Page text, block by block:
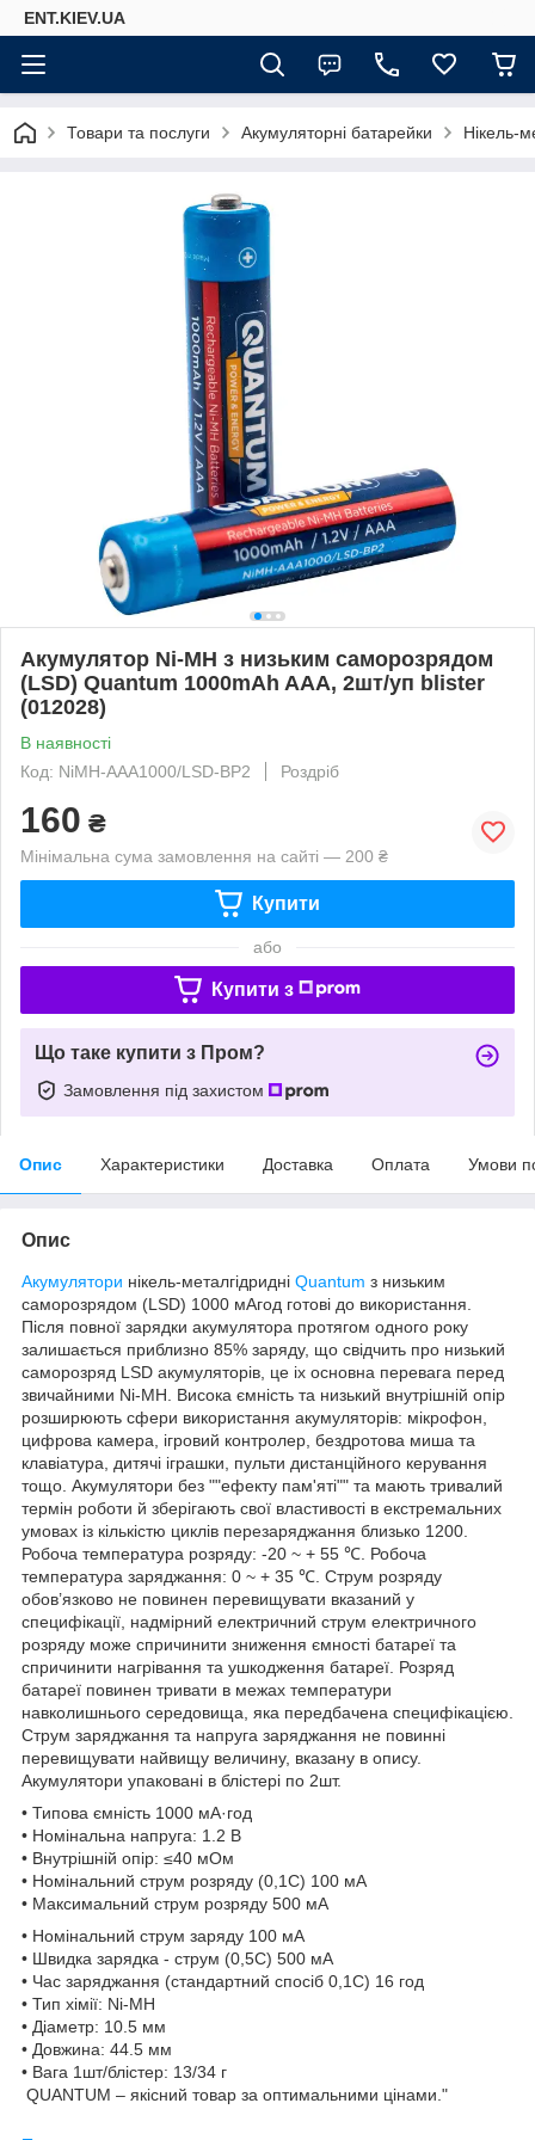
ENT.KIEV.UA
Товари та послуги Акумуляторні батарейки Нікель-
Акумулятор Ni-MH з низьким саморозрядом
(LSD) Quantum 1000mAh AAA, 2шт/уп blister
(012028)
В наявності
Код: NiMH-AAA1000/LSD-BP2
Роздріб
160 ₴
Мінімальна сума замовлення на сайті — 200 ₴
Купити
або
Купити з
Що таке купити з Пром?
Замовлення під захистом
Опис Характеристики Доставка Оплата Умови
Опис
Акумулятори нікель-металгідридні Quantum з низьким
саморозрядом (LSD) 1000 мАгод готові до використання.
Після повної зарядки акумулятора протягом одного року
залишається приблизно 85% заряду, що свідчить про низький
саморозряд LSD акумуляторів, це іх основна перевага перед
звичайними Ni-MH. Висока ємність та низький внутрішній опір
розширюють сфери використання акумуляторів: мікрофон,
цифрова камера, ігровий контролер, бездротова миша та
клавіатура, дитячі іграшки, пульти дистанційного керування
тощо. Акумулятори без ""ефекту пам'яті"" та мають тривалий
термін роботи й зберігають свої властивості в екстремальних
умовах із кількістю циклів перезаряджання близько 1200.
Робоча температура розряду: -20 ~ + 55 ℃. Робоча
температура заряджання: 0 ~ + 35 ℃. Струм розряду
обов’язково не повинен перевищувати вказаний у
специфікації, надмірний електричний струм електричного
розряду може спричинити зниження ємності батареї та
спричинити нагрівання та ушкодження батареї. Розряд
батареї повинен тривати в межах температури
навколишнього середовища, яка передбачена специфікацією.
Струм заряджання та напруга заряджання не повинні
перевищувати найвищу величину, вказану в опису.
Акумулятори упаковані в блістері по 2шт.
• Типова ємність 1000 мА·год
• Номінальна напруга: 1.2 В
• Внутрішній опір: ≤40 мОм
• Номінальний струм розряду (0,1С) 100 мА
• Максимальний струм розряду 500 мА
• Номінальний струм заряду 100 мА
• Швидка зарядка - струм (0,5С) 500 мА
• Час заряджання (стандартний спосіб 0,1С) 16 год
• Тип хімії: Ni-MH
• Діаметр: 10.5 мм
• Довжина: 44.5 мм
• Вага 1шт/блістер: 13/34 г
QUANTUM – якісний товар за оптимальними цінами."